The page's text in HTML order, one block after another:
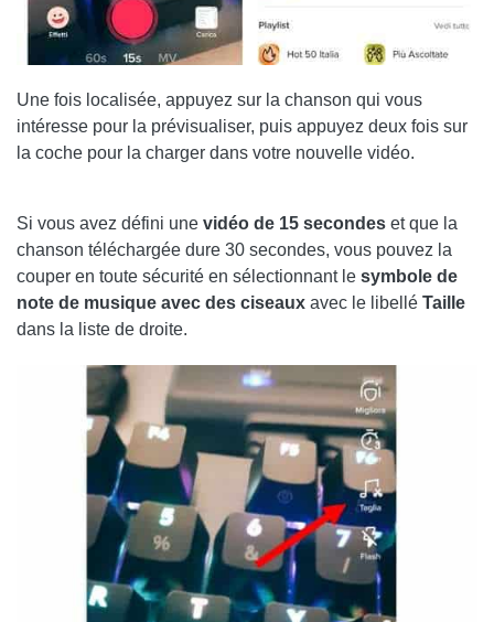
Une fois localisée, appuyez sur la chanson qui vous
intéresse pour la prévisualiser, puis appuyez deux fois sur
la coche pour la charger dans votre nouvelle vidéo.
Si vous avez défini une vidéo de 15 secondes et que la
chanson téléchargée dure 30 secondes, vous pouvez la
couper en toute sécurité en sélectionnant le symbole de
note de musique avec des ciseaux avec le libellé Taille
dans la liste de droite.